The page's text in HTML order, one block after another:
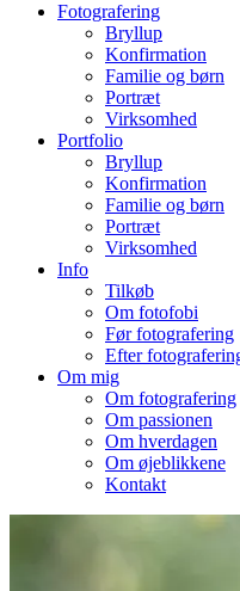
Fotografering
Bryllup
Konfirmation
Familie og børn
Portræt
Virksomhed
Portfolio
Bryllup
Konfirmation
Familie og børn
Portræt
Virksomhed
Info
Tilkøb
Om fotofobi
Før fotografering
Efter
Om mig
Om fotografering
Om passionen
Om hverdagen
Om øjeblikkene
Kontakt